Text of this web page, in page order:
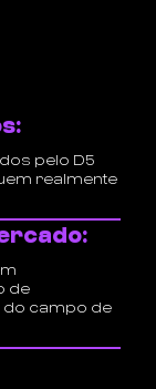
pelo D5
realmente
de
do campo de